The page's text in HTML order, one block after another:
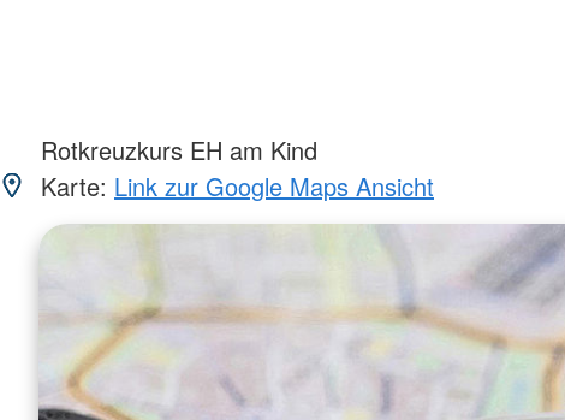
Rotkreuzkurs EH am Kind
Karte: Link zur Google Maps Ansicht